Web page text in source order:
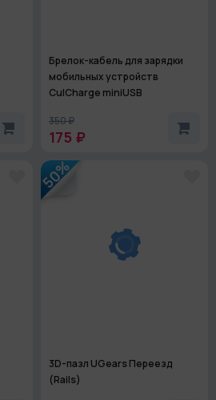
Брелок-кабель для зарядки
мобильных устройств
CulCharge miniUSB
350 ₽
175 ₽
50%
3D-пазл UGears Переезд
(Rails)